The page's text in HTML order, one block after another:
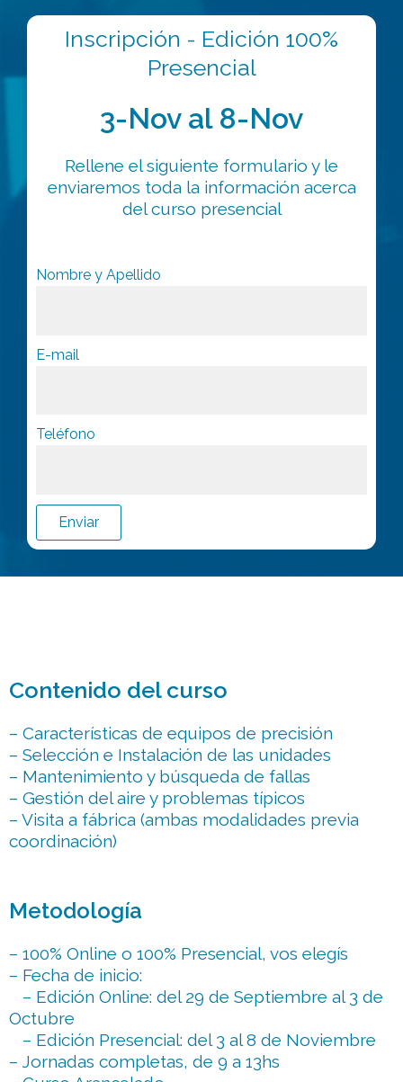
Inscripción - Edición 100%
Presencial
3-Nov al 8-Nov
Rellene el siguiente formulario y le
enviaremos toda la información acerca
del curso presencial
Nombre y Apellido
E-mail
Teléfono
Enviar
Contenido del curso
– Características de equipos de precisión
– Selección e Instalación de las unidades
– Mantenimiento y búsqueda de fallas
– Gestión del aire y problemas típicos
– Visita a fábrica (ambas modalidades previa
coordinación)
Metodología
– 100% Online o 100% Presencial, vos elegís
– Fecha de inicio:
– Edición Online: del 29 de Septiembre al 3 de
Octubre
– Edición Presencial: del 3 al 8 de Noviembre
– Jornadas completas, de 9 a 13hs